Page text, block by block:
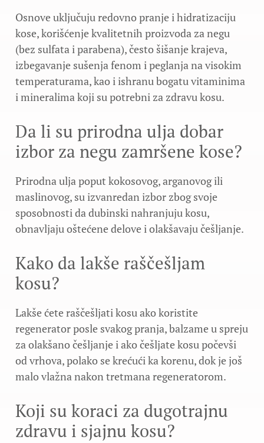
Osnove uključuju redovno pranje i hidratizaciju
kose, korišćenje kvalitetnih proizvoda za negu
(bez sulfata i parabena), često šišanje krajeva,
izbegavanje sušenja fenom i peglanja na visokim
temperaturama, kao i ishranu bogatu vitaminima
i mineralima koji su potrebni za zdravu kosu.
Da li su prirodna ulja dobar
izbor za negu zamršene kose?
Prirodna ulja poput kokosovog, arganovog ili
maslinovog, su izvanredan izbor zbog svoje
sposobnosti da dubinski nahranjuju kosu,
obnavljaju oštećene delove i olakšavaju češljanje.
Kako da lakše raščešljam
kosu?
Lakše ćete raščešljati kosu ako koristite
regenerator posle svakog pranja, balzame u spreju
za olakšano češljanje i ako češljate kosu počevši
od vrhova, polako se krećući ka korenu, dok je još
malo vlažna nakon tretmana regeneratorom.
Koji su koraci za dugotrajnu
zdravu i sjajnu kosu?